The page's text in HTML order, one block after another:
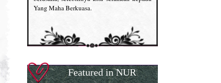
Yang Maha Berkuasa.
Featured in NUR